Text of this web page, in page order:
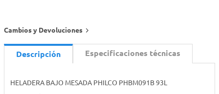
Cambios y Devoluciones
Descripción Especificaciones técnicas
HELADERA BAJO MESADA PHILCO PHBM091B 93L